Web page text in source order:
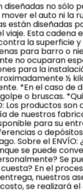
diseñadas no
el auto ni la
están diseñadas
viaje. Esta
la superficie
para barro o
no ocuparan
para la
½
*En el caso de
o bruscas.
Los productos
de nuestros
para su
o
Sobre el
se puede
Se
En el
nuestros
se realizará